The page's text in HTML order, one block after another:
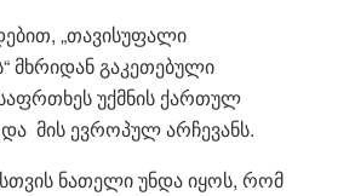
„თავისუფალი
მხრიდან გაკეთებული
უქმნის ქართულ
მის ევროპულ არჩევანს.
ნათელი უნდა იყოს, რომ